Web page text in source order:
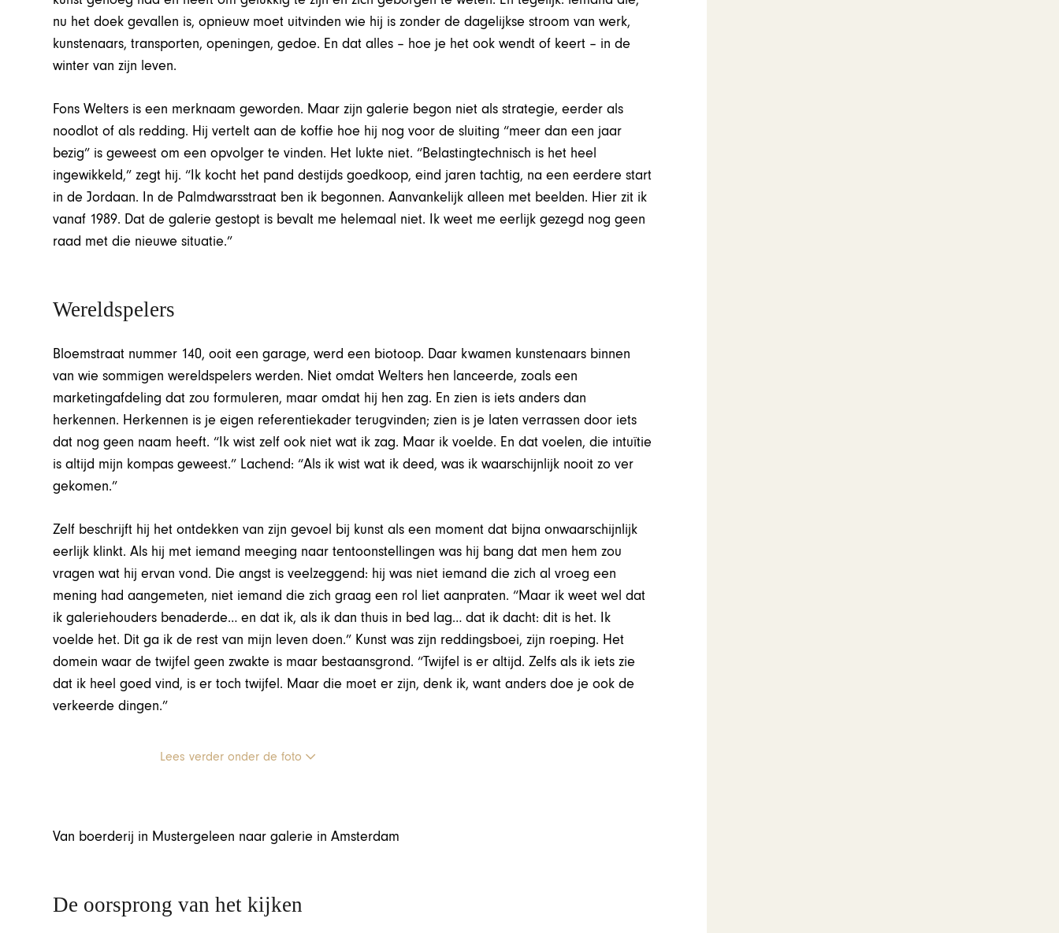
nu het doek gevallen is, opnieuw moet uitvinden wie hij is zonder de dagelijkse stroom van werk,
kunstenaars, transporten, openingen, gedoe. En dat alles – hoe je het ook wendt of keert – in de
winter van zijn leven.
Fons Welters is een merknaam geworden. Maar zijn galerie begon niet als strategie, eerder als
noodlot of als redding. Hij vertelt aan de koffie hoe hij nog voor de sluiting “meer dan een jaar
bezig” is geweest om een opvolger te vinden. Het lukte niet. “Belastingtechnisch is het heel
ingewikkeld,” zegt hij. “Ik kocht het pand destijds goedkoop, eind jaren tachtig, na een eerdere start
in de Jordaan. In de Palmdwarsstraat ben ik begonnen. Aanvankelijk alleen met beelden. Hier zit ik
vanaf 1989. Dat de galerie gestopt is bevalt me helemaal niet. Ik weet me eerlijk gezegd nog geen
raad met die nieuwe situatie.”
Wereldspelers
Bloemstraat nummer 140, ooit een garage, werd een biotoop. Daar kwamen kunstenaars binnen
van wie sommigen wereldspelers werden. Niet omdat Welters hen lanceerde, zoals een
marketingafdeling dat zou formuleren, maar omdat hij hen zag. En zien is iets anders dan
herkennen. Herkennen is je eigen referentiekader terugvinden; zien is je laten verrassen door iets
dat nog geen naam heeft. “Ik wist zelf ook niet wat ik zag. Maar ik voelde. En dat voelen, die intuïtie
is altijd mijn kompas geweest.” Lachend: “Als ik wist wat ik deed, was ik waarschijnlijk nooit zo ver
gekomen.”
Zelf beschrijft hij het ontdekken van zijn gevoel bij kunst als een moment dat bijna onwaarschijnlijk
eerlijk klinkt. Als hij met iemand meeging naar tentoonstellingen was hij bang dat men hem zou
vragen wat hij ervan vond. Die angst is veelzeggend: hij was niet iemand die zich al vroeg een
mening had aangemeten, niet iemand die zich graag een rol liet aanpraten. “Maar ik weet wel dat
ik galeriehouders benaderde… en dat ik, als ik dan thuis in bed lag… dat ik dacht: dit is het. Ik
voelde het. Dit ga ik de rest van mijn leven doen.” Kunst was zijn reddingsboei, zijn roeping. Het
domein waar de twijfel geen zwakte is maar bestaansgrond. “Twijfel is er altijd. Zelfs als ik iets zie
dat ik heel goed vind, is er toch twijfel. Maar die moet er zijn, denk ik, want anders doe je ook de
verkeerde dingen.”
Lees verder onder de foto
Van boerderij in Mustergeleen naar galerie in Amsterdam
De oorsprong van het kijken